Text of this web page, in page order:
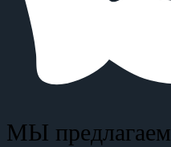
МЫ предлагаем